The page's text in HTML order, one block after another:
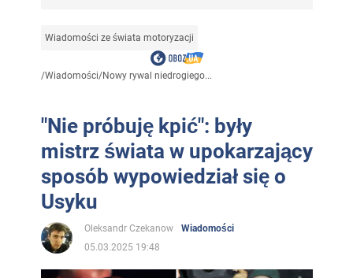
Wiadomości ze świata motoryzacji
/Wiadomości/Nowy rywal niedrogiego...
"Nie próbuję kpić": były
mistrz świata w upokarzający
sposób wypowiedział się o
Usyku
Oleksandr Czekanow
Wiadomości
05.03.2025 19:48